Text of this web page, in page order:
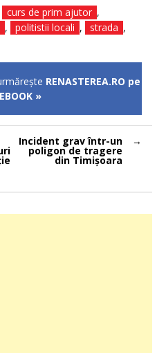
curs de prim ajutor ,
, politistii locali , strada ,
RENASTEREA.RO pe
»
Incident grav într-un
poligon de tragere
din Timișoara